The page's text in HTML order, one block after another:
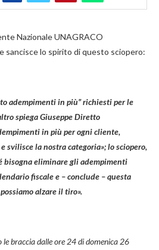
Nazionale UNAGRACO
sancisce lo spirito di questo sciopero:
adempimenti in più” richiesti per le
spiega Giuseppe Diretto
in più per ogni cliente,
svilisce la nostra categoria»; lo sciopero,
bisogna eliminare gli adempimenti
fiscale e – conclude – questa
alzare il tiro».
braccia dalle ore 24 di domenica 26